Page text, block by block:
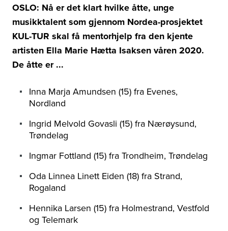
OSLO: Nå er det klart hvilke åtte, unge
musikktalent som gjennom Nordea-prosjektet
KUL-TUR skal få mentorhjelp fra den kjente
artisten Ella Marie Hætta Isaksen våren 2020.
De åtte er ...
Inna Marja Amundsen (15) fra Evenes,
Nordland
Ingrid Melvold Govasli (15) fra Nærøysund,
Trøndelag
Ingmar Fottland (15) fra Trondheim, Trøndelag
Oda Linnea Linett Eiden (18) fra Strand,
Rogaland
Hennika Larsen (15) fra Holmestrand, Vestfold
og Telemark